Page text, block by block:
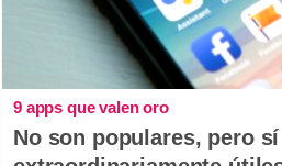
9 apps que valen oro
No son populares, pero sí